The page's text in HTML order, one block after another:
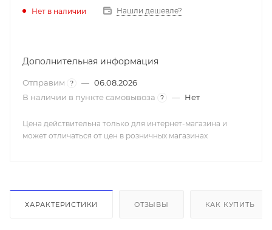
Нет в наличии Нашли дешевле?
Дополнительная информация
Отправим ? — 06.08.2026
В наличии в пункте самовывоза
? — Нет
Цена действительна только для интернет-магазина и
может отличаться от цен в розничных магазинах
ХАРАКТЕРИСТИКИ ОТЗЫВЫ КАК КУПИТЬ